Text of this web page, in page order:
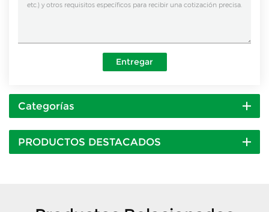
Entregar
Categorías
PRODUCTOS DESTACADOS